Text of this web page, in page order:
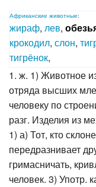
Африканские животные:
жираф, лев,
крокодил, слон,
тигрёнок,
1. ж. 1) Животное
отряда высших
человеку по
разг. Изделия из
1) а) Тот, кто
передразнивает
гримасничать,
человек. 3) Употр.